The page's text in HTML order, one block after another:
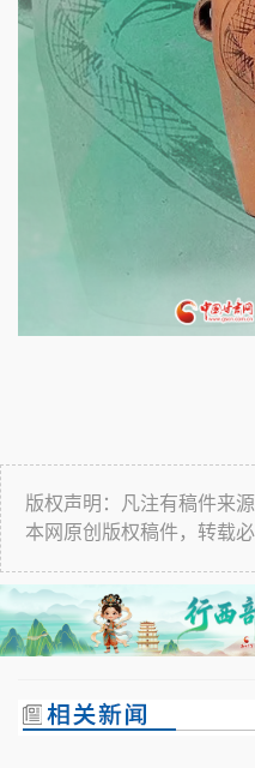
版权声明：凡注有稿件来
本网原创版权稿件，转载必